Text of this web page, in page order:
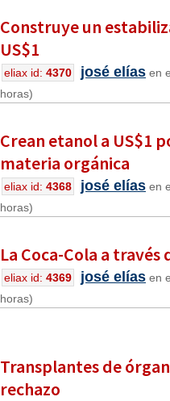
Construye un
US$1
eliax id: 4370 josé elías en
horas)
Crean etanol a US$1
materia orgánica
eliax id: 4368 josé elías en
horas)
La Coca-Cola a través
eliax id: 4369 josé elías en
horas)
Transplantes de
rechazo